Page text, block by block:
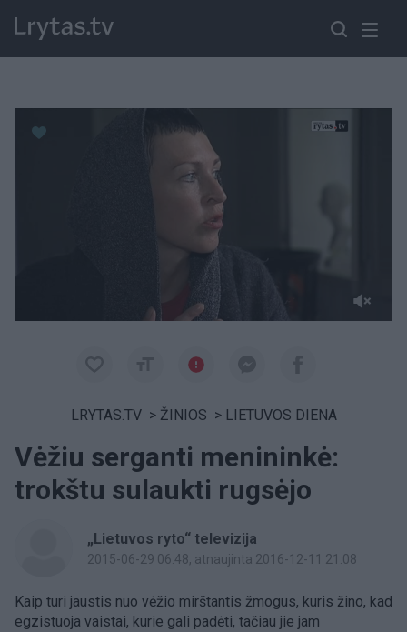
LRYTAS.TV > ŽINIOS > LIETUVOS DIENA
Vėžiu serganti menininkė:
trokštu sulaukti rugsėjo
„Lietuvos ryto“ televizija
2015-06-29 06:48, atnaujinta 2016-12-11 21:08
Kaip turi jaustis nuo vėžio mirštantis žmogus, kuris žino, kad
egzistuoja vaistai, kurie gali padėti, tačiau jie jam